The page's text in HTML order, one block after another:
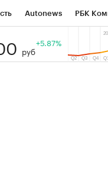
Autonews РБК
Тренды
руб
+5.87%